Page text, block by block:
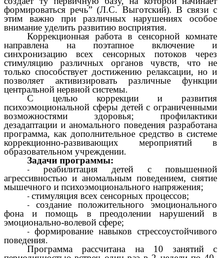
формироваться речь” (Л.С. Выготский). В связи с
этим важно при различных нарушениях особое
внимание уделить развитию восприятия.
Коррекционная работа в сенсорной комнате
направлена на поэтапное включение и
синхронизацию всех сенсорных потоков через
стимуляцию различных органов чувств, что не
только способствует достижению релаксации, но и
позволяет активизировать различные функции
центральной нервной системы.
С целью коррекции и развития
психоэмоциональной сферы детей с ограниченными
возможностями здоровья; профилактики
дезадаптации и аномального поведения разработана
программа, как дополнительное средство в системе
коррекционно-развивающих мероприятий в
образовательном учреждении.
Задачи программы:
реабилитация детей с повышенной
агрессивностью и аномальным поведением, снятие
мышечного и психоэмоционального напряжения;
стимуляция всех сенсорных процессов;
создание положительного эмоционального
фона и помощь в преодолении нарушений в
эмоционально-волевой сфере;
формирование навыков стрессоустойчивого
поведения.
Программа рассчитана на 10 занятий с